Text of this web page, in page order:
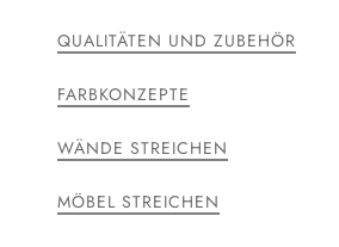
QUALITÄTEN UND ZUBEHÖR
FARBKONZEPTE
WÄNDE STREICHEN
MÖBEL STREICHEN